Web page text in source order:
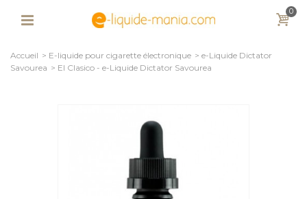
0
Accueil > E-liquide pour cigarette électronique > e-Liquide Dictator
Savourea > El Clasico - e-Liquide Dictator Savourea